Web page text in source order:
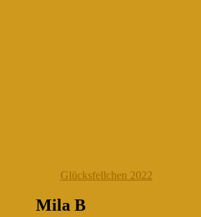
Glücksfellchen 2022
Mila B